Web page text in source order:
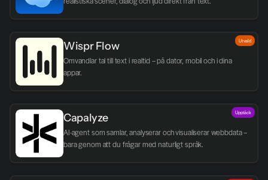
Wispr Flow
Omvandlar tal till text i realtid – på dator, mobil och i dina
appar.
Utvald
Capalyze
AI-agent som samlar, analyserar och visualiserar webbdata –
bara genom att du frågar med naturligt språk.
Upptäck